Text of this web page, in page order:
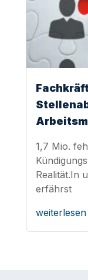
1,7 Mio.
Realität.In
erfährst
weiterlesen